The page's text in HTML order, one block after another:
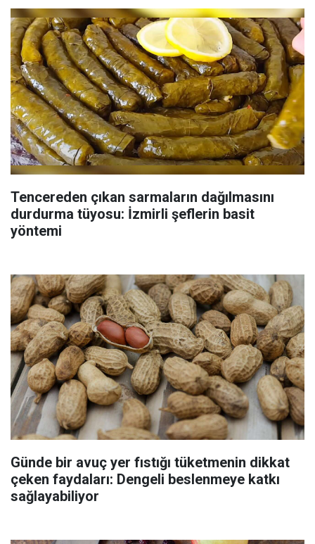
Tencereden çıkan sarmaların dağılmasını
durdurma tüyosu: İzmirli şeflerin basit
yöntemi
Günde bir avuç yer fıstığı tüketmenin dikkat
çeken faydaları: Dengeli beslenmeye katkı
sağlayabiliyor